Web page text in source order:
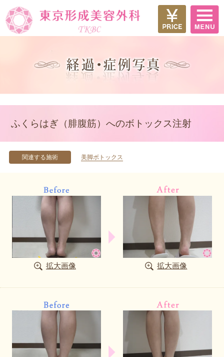
ふくらはぎ（腓腹筋）へのボトックス注射
関連する施術 美脚ボトックス
拡大画像 拡大画像